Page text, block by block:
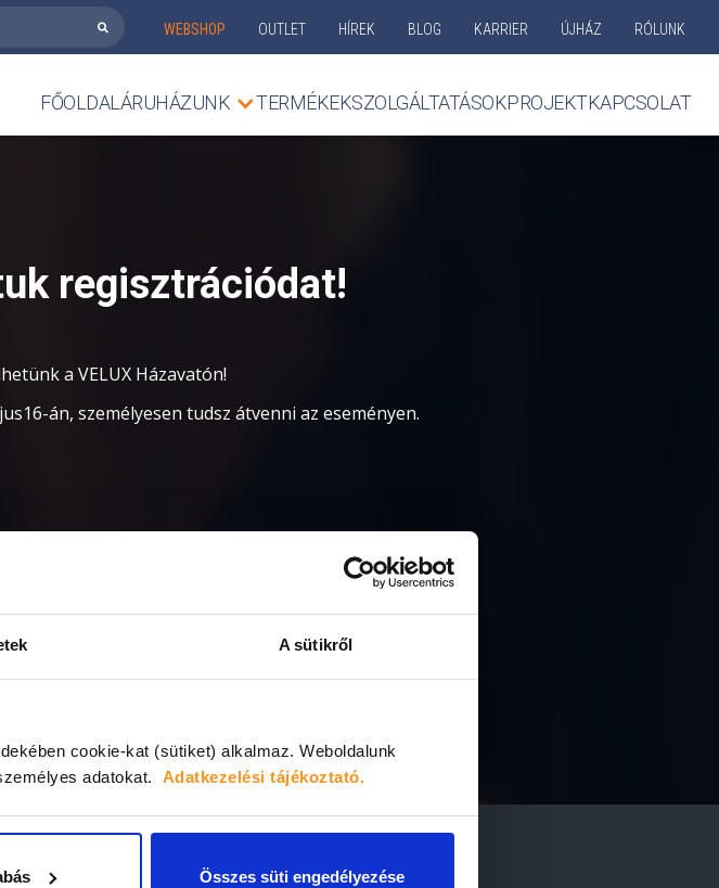
A sütikről
cookie-kat (sütiket) alkalmaz. Weboldalunk
adatokat. Adatkezelési tájékoztató.
Összes süti engedélyezése
WEBSHOP OUTLET HÍREK BLOG KARRIER ÚJHÁZ RÓLUNK
FŐOLDALÁRUHÁZUNK TERMÉKEKSZOLGÁLTATÁSOKPROJEKTKAPCSOLAT
regisztrációdat!
a VELUX Házavatón!
án, személyesen tudsz átvenni az eseményen.